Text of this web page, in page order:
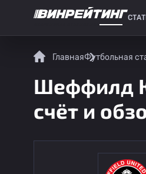
ГлавнаяФутбольная
Шеффилд
счёт и